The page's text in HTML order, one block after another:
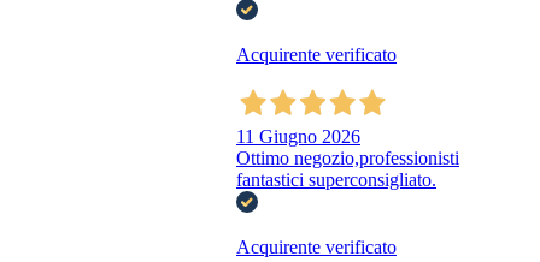
Acquirente verificato
11 Giugno 2026
Ottimo negozio,professionisti
fantastici superconsigliato.
Acquirente verificato